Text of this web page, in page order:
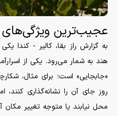
عجیب‌ترین ویژگی‌های
به گزارش راز بقا، کالیر - کندا
هند به شمار می‌رود. یکی از
«جابجایی» است؛ برای مثال،
روز جای آن را نشانه‌گذاری کنند،
محل نیابند یا متوجه تغییر